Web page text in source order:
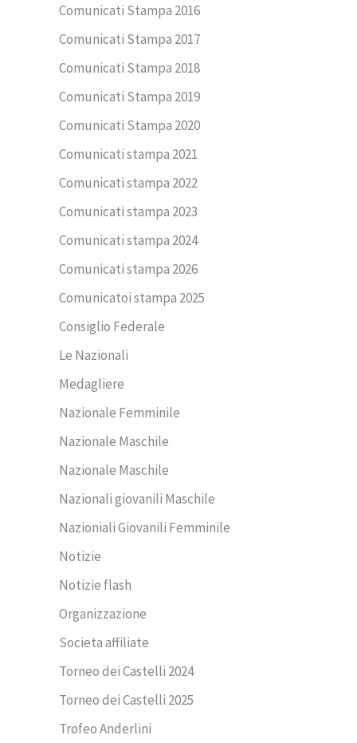
Comunicati Stampa 2016
Comunicati Stampa 2017
Comunicati Stampa 2018
Comunicati Stampa 2019
Comunicati Stampa 2020
Comunicati stampa 2021
Comunicati stampa 2022
Comunicati stampa 2023
Comunicati stampa 2024
Comunicati stampa 2026
Comunicatoi stampa 2025
Consiglio Federale
Le Nazionali
Medagliere
Nazionale Femminile
Nazionale Maschile
Nazionale Maschile
Nazionali giovanili Maschile
Nazioniali Giovanili Femminile
Notizie
Notizie flash
Organizzazione
Societa affiliate
Torneo dei Castelli 2024
Torneo dei Castelli 2025
Trofeo Anderlini